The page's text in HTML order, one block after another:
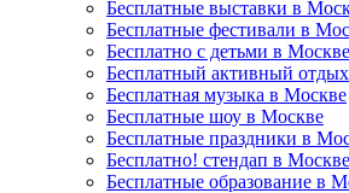
Бесплатные выставки в
Бесплатные фестивали в
Бесплатно с детьми в Москве
Бесплатный активный
Бесплатная музыка в Москве
Бесплатные шоу в Москве
Бесплатные праздники в
Бесплатно! стендап в Москве
Бесплатные образование в